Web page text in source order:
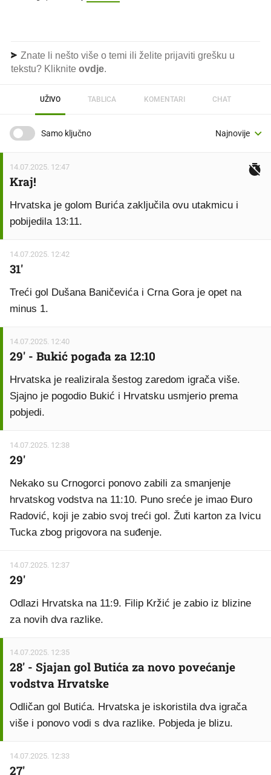
Znate li nešto više o temi ili želite prijaviti grešku u
tekstu? Kliknite ovdje.
UŽIVO TABLICA KOMENTARI CHAT
Samo ključno
14.07.2025. 12:47
Kraj!
Hrvatska je golom Burića zaključila ovu utakmicu i
pobijedila 13:11.
14.07.2025. 12:42
31'
Treći gol Dušana Baničevića i Crna Gora je opet na
minus 1.
14.07.2025. 12:40
29' - Bukić pogađa za 12:10
Hrvatska je realizirala šestog zaredom igrača više.
Sjajno je pogodio Bukić i Hrvatsku usmjerio prema
pobjedi.
14.07.2025. 12:38
29'
Nekako su Crnogorci ponovo zabili za smanjenje
hrvatskog vodstva na 11:10. Puno sreće je imao Đuro
Radović, koji je zabio svoj treći gol. Žuti karton za Ivicu
Tucka zbog prigovora na suđenje.
14.07.2025. 12:37
29'
Odlazi Hrvatska na 11:9. Filip Kržić je zabio iz blizine
za novih dva razlike.
14.07.2025. 12:35
28' - Sjajan gol Butića za novo povećanje
vodstva Hrvatske
Odličan gol Butića. Hrvatska je iskoristila dva igrača
više i ponovo vodi s dva razlike. Pobjeda je blizu.
14.07.2025. 12:33
27'